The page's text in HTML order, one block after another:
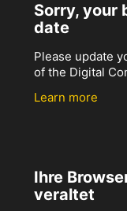
Sorry, your
date
Please update
of the Digital
Learn more
Ihre
veraltet